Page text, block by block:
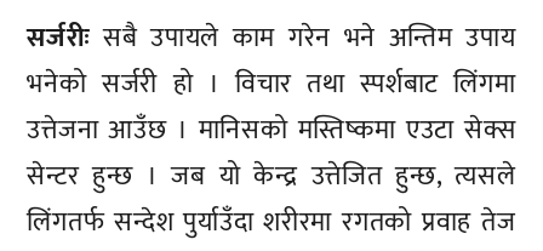
सर्जरीः सबै उपायले काम गरेन भने अन्तिम उपाय
भनेको सर्जरी हो । विचार तथा स्पर्शबाट लिंगमा
उत्तेजना आउँछ । मानिसको मस्तिष्कमा एउटा सेक्स
सेन्टर हुन्छ । जब यो केन्द्र उत्तेजित हुन्छ, त्यसले
लिंगतर्फ सन्देश पुर्याउँदा शरीरमा रगतको प्रवाह तेज